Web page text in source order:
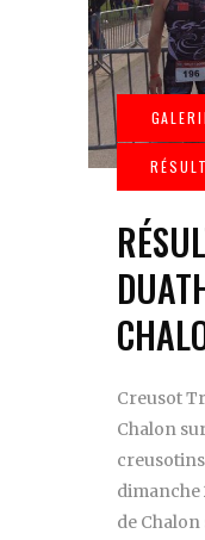
Creusot
Chalon
dimanche
de Chalon